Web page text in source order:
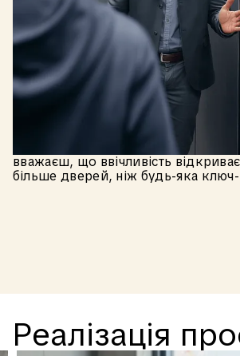
⁠вважаєш, що ввічливість відкриває
більше дверей, ніж будь-яка
Реалізація про